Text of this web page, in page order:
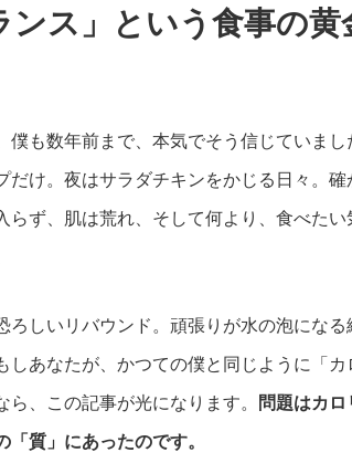
ンス」という食事の黄
も数年前まで、本気でそう信じていまし
け。夜はサラダチキンをかじる日々。確
ず、肌は荒れ、そして何より、食べたい
しいリバウンド。頑張りが水の泡になる
あなたが、かつての僕と同じように「カ
、この記事が光になります。
問題はカロ
質」にあったのです。